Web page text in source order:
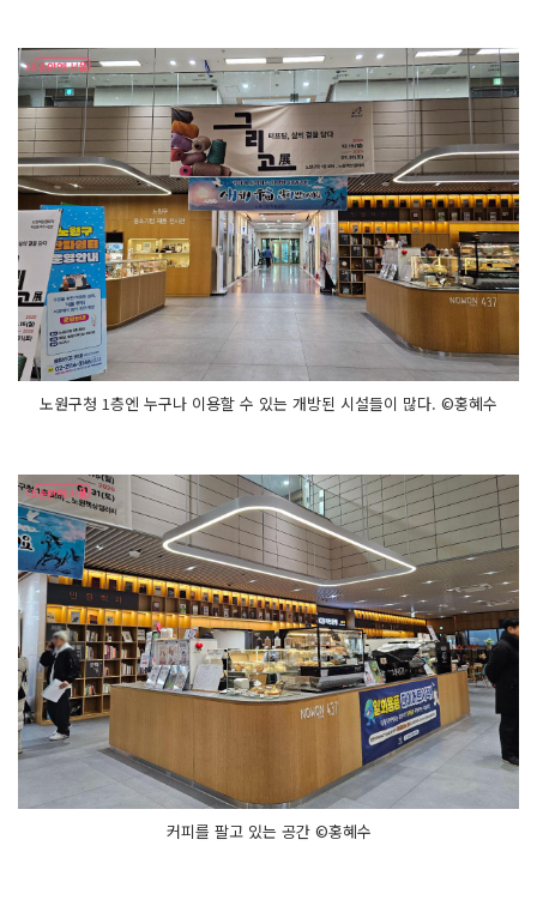
노원구청 1층엔 누구나 이용할 수 있는 개방된 시설들이 많다. ©홍혜수
커피를 팔고 있는 공간 ©홍혜수